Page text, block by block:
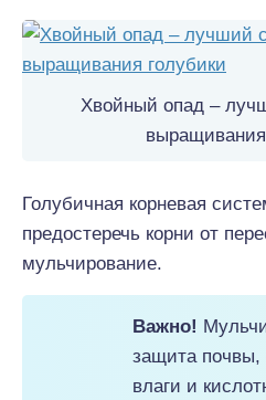
Хвойный опад –
Голубичная корневая
предостеречь корни от
мульчирование.
Важно!
защита почвы,
влаги и